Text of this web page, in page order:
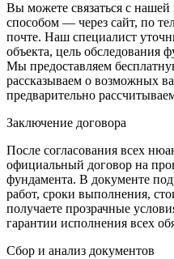
Вы можете связаться с
способом — через сайт, по
почте. Наш специалист
объекта, цель обследования
Мы предоставляем
рассказываем о возможных
предварительно
Заключение договора
После согласования всех
официальный договор на
фундамента. В документе
работ, сроки выполнения,
получаете прозрачные
гарантии исполнения всех
Сбор и анализ документов